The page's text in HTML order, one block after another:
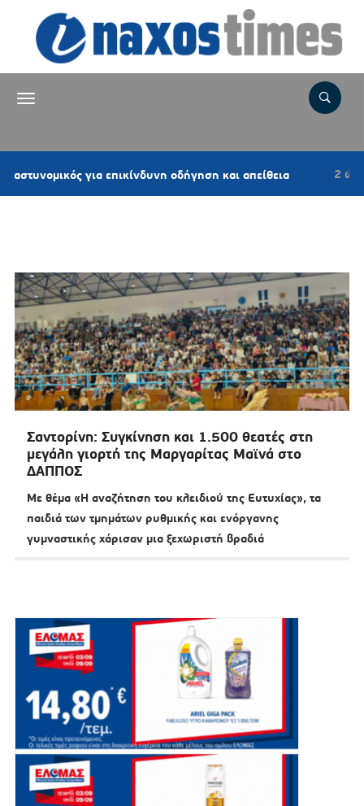
για επικίνδυνη οδήγηση και απείθεια 2 ώρες πριν
Σαντορίνη: Συγκίνηση και 1.500 θεατές στη
μεγάλη γιορτή της Μαργαρίτας Μαϊνά στο
ΔΑΠΠΟΣ
Με θέμα «Η αναζήτηση του κλειδιού της Ευτυχίας», τα
παιδιά των τμημάτων ρυθμικής και ενόργανης
γυμναστικής χάρισαν μια ξεχωριστή βραδιά